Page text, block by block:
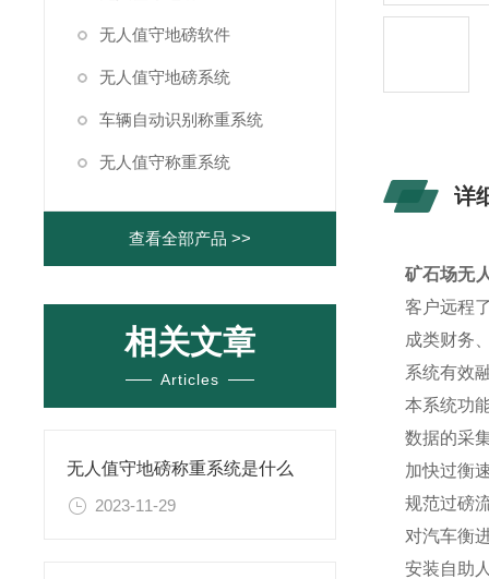
无人值守地磅软件
无人值守地磅系统
车辆自动识别称重系统
无人值守称重系统
查看全部产品 >>
相关文章
Articles
无人值守地磅称重系统是什么
2023-11-29
详
矿石场无
客户远程
成类财务
系统有效
本系统功
数据的采
加快过衡
规范过磅
对汽车衡
安装自助